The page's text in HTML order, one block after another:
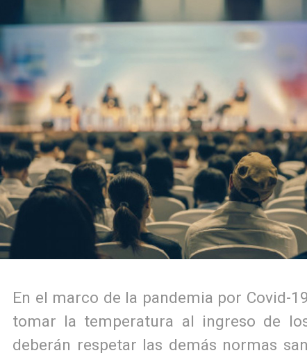
En el marco de la pandemia por Covid-
tomar la temperatura al ingreso de
deberán respetar las demás normas